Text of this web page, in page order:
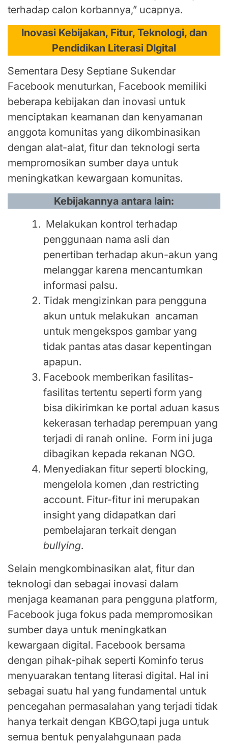
terhadap calon korbannya,” ucapnya.
Inovasi Kebijakan, Fitur, Teknologi, dan
Pendidikan Literasi DIgital
Sementara Desy Septiane Sukendar
Facebook menuturkan, Facebook memiliki
beberapa kebijakan dan inovasi untuk
menciptakan keamanan dan kenyamanan
anggota komunitas yang dikombinasikan
dengan alat-alat, fitur dan teknologi serta
mempromosikan sumber daya untuk
meningkatkan kewargaan komunitas.
Kebijakannya antara lain:
Melakukan kontrol terhadap
penggunaan nama asli dan
penertiban terhadap akun-akun yang
melanggar karena mencantumkan
informasi palsu.
Tidak mengizinkan para pengguna
akun untuk melakukan ancaman
untuk mengekspos gambar yang
tidak pantas atas dasar kepentingan
apapun.
Facebook memberikan fasilitas-
fasilitas tertentu seperti form yang
bisa dikirimkan ke portal aduan kasus
kekerasan terhadap perempuan yang
terjadi di ranah online. Form ini juga
dibagikan kepada rekanan NGO.
Menyediakan fitur seperti blocking,
mengelola komen ,dan restricting
account. Fitur-fitur ini merupakan
insight yang didapatkan dari
pembelajaran terkait dengan
bullying.
Selain mengkombinasikan alat, fitur dan
teknologi dan sebagai inovasi dalam
menjaga keamanan para pengguna platform,
Facebook juga fokus pada mempromosikan
sumber daya untuk meningkatkan
kewargaan digital. Facebook bersama
dengan pihak-pihak seperti Kominfo terus
menyuarakan tentang literasi digital. Hal ini
sebagai suatu hal yang fundamental untuk
pencegahan permasalahan yang terjadi tidak
hanya terkait dengan KBGO,tapi juga untuk
semua bentuk penyalahgunaan pada